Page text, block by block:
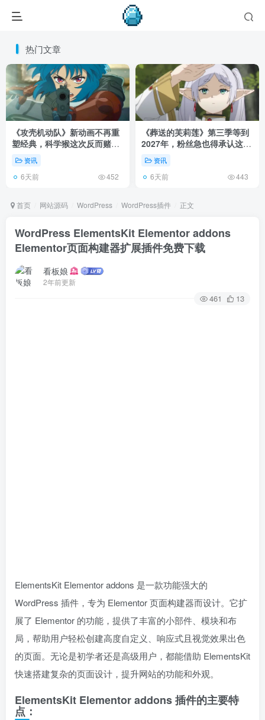
热门文章
《攻壳机动队》新动画不再重
塑经典，科学猴这次反而赌对
了！资讯
6天前 452
《葬送的芙莉莲》第三季等到
2027年，粉丝急也得承认这次
慢得有道理！
资讯
6天前 443
首页 网站源码 WordPress WordPress插件 正文
WordPress ElementsKit Elementor addons
Elementor页面构建器扩展插件免费下载
看板娘
2年前更新
461 13
ElementsKit Elementor addons 是一款功能强大的
WordPress 插件，专为 Elementor 页面构建器而设计。它扩
展了 Elementor 的功能，提供了丰富的小部件、模块和布
局，帮助用户轻松创建高度自定义、响应式且视觉效果出色
的页面。无论是初学者还是高级用户，都能借助 ElementsKit
快速搭建复杂的页面设计，提升网站的功能和外观。
ElementsKit Elementor addons 插件的主要特
点：